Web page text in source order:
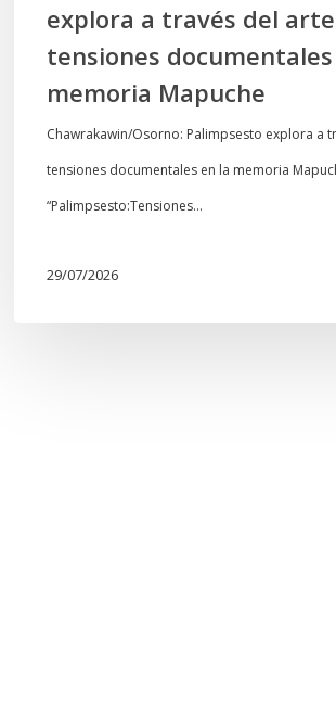
memoria
Mapuche
explora a través del
tensiones
memoria Mapuche
Chawrakawin/Osorno: Palimpsesto explora a
tensiones documentales en la memoria
“Palimpsesto:Tensiones…
29/07/2026